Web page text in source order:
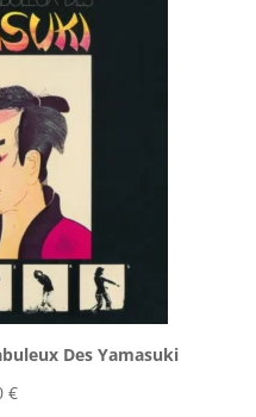
Des Yamasuki
€